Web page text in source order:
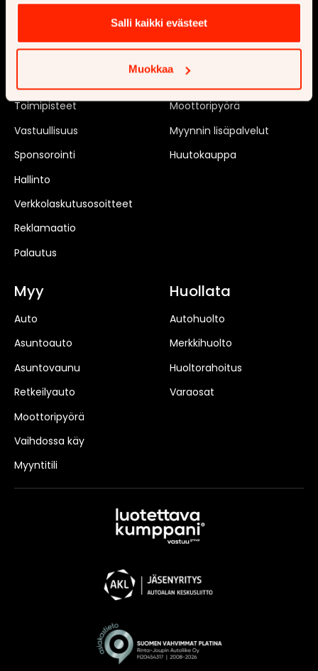
Salli kaikki evästeet
Muokkaa
Ota yhteyttä
Toimipisteet
Vastuullisuus
Sponsorointi
Hallinto
Verkkolaskutusosoitteet
Reklamaatio
Palautus
Vaihtoautot
Moottoripyörä
Myynnin lisäpalvelut
Huutokauppa
Myy
Auto
Asuntoauto
Asuntovaunu
Retkeilyauto
Moottoripyörä
Vaihdossa käy
Myyntitili
Huollata
Autohuolto
Merkkihuolto
Huoltorahoitus
Varaosat